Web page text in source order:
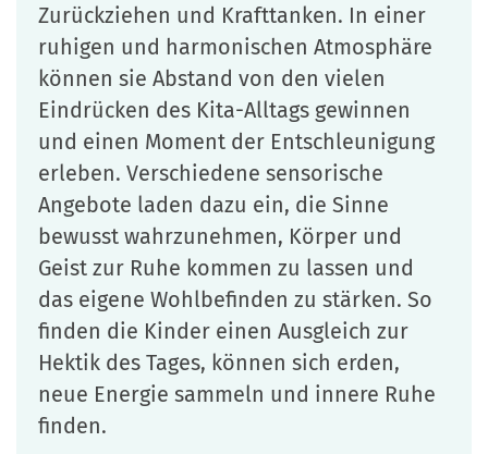
Zurückziehen und Krafttanken. In einer
ruhigen und harmonischen Atmosphäre
können sie Abstand von den vielen
Eindrücken des Kita-Alltags gewinnen
und einen Moment der Entschleunigung
erleben. Verschiedene sensorische
Angebote laden dazu ein, die Sinne
bewusst wahrzunehmen, Körper und
Geist zur Ruhe kommen zu lassen und
das eigene Wohlbefinden zu stärken. So
finden die Kinder einen Ausgleich zur
Hektik des Tages, können sich erden,
neue Energie sammeln und innere Ruhe
finden.